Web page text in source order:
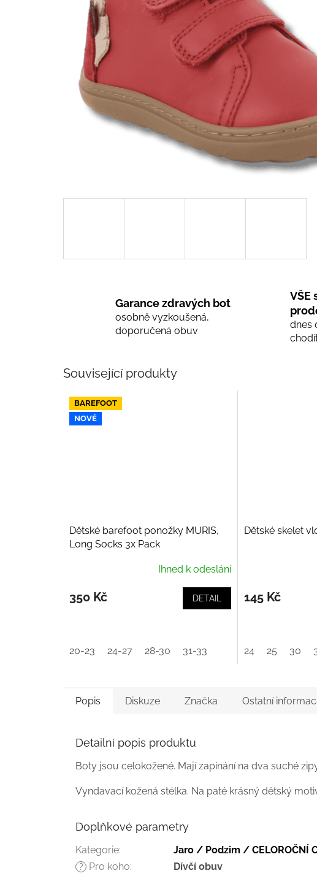
Garance zdravých bot
osobně vyzkoušená,
doporučená obuv
VŠE
dnes
Související produkty
BAREFOOT
NOVÉ
Dětské barefoot ponožky MURIS,
Long Socks 3x Pack
Ihned k odeslání
350 Kč DETAIL
20-23 24-27 28-30 31-33
Dětské skelet
145 Kč
24 25 30
Popis Diskuze Značka Ostatní
Detailní popis produktu
Boty jsou celokožené. Mají zapínání na dva suché
Vyndavací kožená stélka. Na paté krásný dětský
Doplňkové parametry
Kategorie: Jaro / Podzim / CELOROČNÍ
? Pro koho: Dívčí obuv